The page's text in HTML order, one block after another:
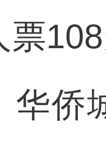
票
华侨